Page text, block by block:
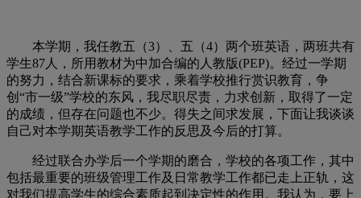
本学期，我任教五（3）、五（4）两个班英语，两班共有
学生87人，所用教材为中加合编的人教版(PEP)。经过一学期
的努力，结合新课标的要求，乘着学校推行赏识教育，争
创“市一级”学校的东风，我尽职尽责，力求创新，取得了一定
的成绩，但存在问题也不少。得失之间求发展，下面让我谈谈
自己对本学期英语教学工作的反思及今后的打算。
经过联合办学后一个学期的磨合，学校的各项工作，其中
包括最重要的班级管理工作及日常教学工作都已走上正轨，这
对我们提高学生的综合素质起到决定性的作用。我认为，要上